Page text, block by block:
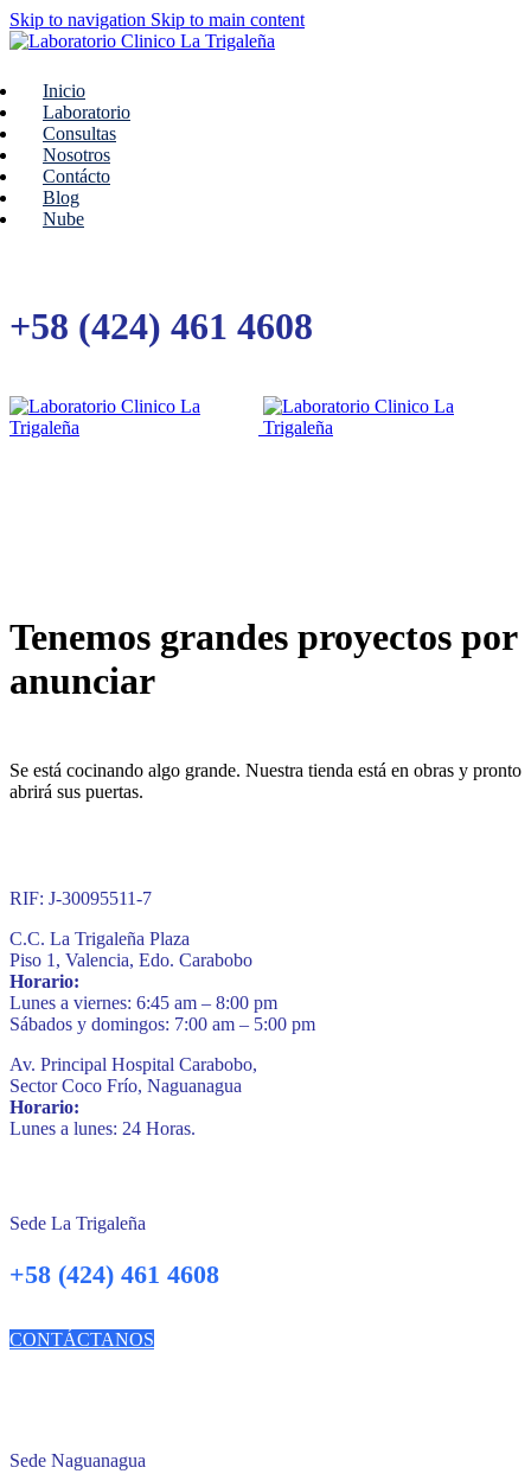
Skip to navigation Skip to main content
Inicio
Laboratorio
Consultas
Nosotros
Contácto
Blog
Nube
+58 (424) 461 4608
Tenemos grandes proyectos por
anunciar
Se está cocinando algo grande. Nuestra tienda está en obras y pronto
abrirá sus puertas.
RIF: J-30095511-7
C.C. La Trigaleña Plaza
Piso 1, Valencia, Edo. Carabobo
Horario:
Lunes a viernes: 6:45 am – 8:00 pm
Sábados y domingos: 7:00 am – 5:00 pm
Av. Principal Hospital Carabobo,
Sector Coco Frío, Naguanagua
Horario:
Lunes a lunes: 24 Horas.
Sede La Trigaleña
+58 (424) 461 4608
CONTÁCTANOS
Sede Naguanagua